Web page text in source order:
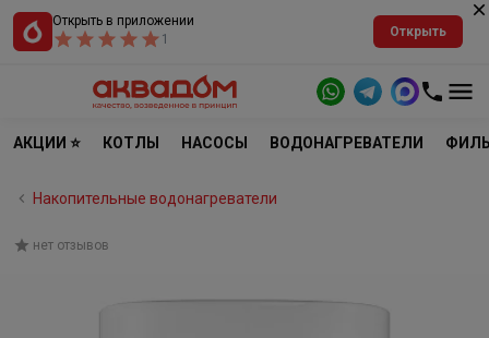
Открыть в приложении
1
Открыть
АКЦИИ ⭐ КОТЛЫ НАСОСЫ ВОДОНАГРЕВАТЕЛИ
Накопительные водонагреватели
нет отзывов